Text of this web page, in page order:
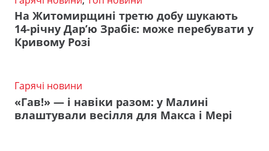
На Житомирщині третю добу шукають
14-річну Дар’ю Зрабіє: може перебувати у
Кривому Розі
Гарячі новини
«Гав!» — і навіки разом: у Малині
влаштували весілля для Макса і Мері